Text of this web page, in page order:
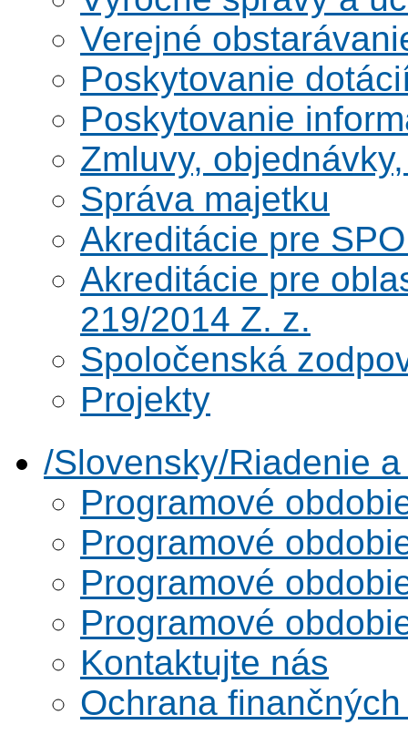
Verejné
Poskytovanie
Poskytovanie
Zmluvy,
Správa majetku
Akreditácie pre
Akreditácie pre
219/2014 Z. z.
Spoločenská
Projekty
/Slovensky/Riadenie
Programové
Programové
Programové
Programové
Kontaktujte nás
Ochrana